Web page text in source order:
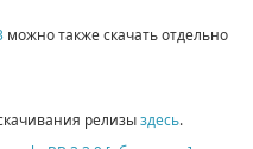
можно также скачать отдельно
релизыздесь.